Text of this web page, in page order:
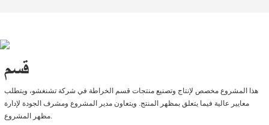
قسم
هذا المشروع مخصص لإنتاج وتصنيع منتجات قسم الخراطة في شركة تشنغشو، ويتطلب
معايير عالية فيما يتعلق بمظهر المنتج. ويتعاون مدير المشروع ومشرف الجودة لإدارة
مظهر المشروع.